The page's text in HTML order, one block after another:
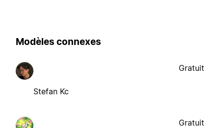
Modèles connexes
Stefan Kc
Gratuit
Gratuit